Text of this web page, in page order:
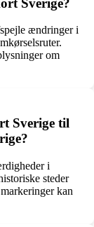
Sverige?
ændringer i
om
Sverige til
i
steder
kan